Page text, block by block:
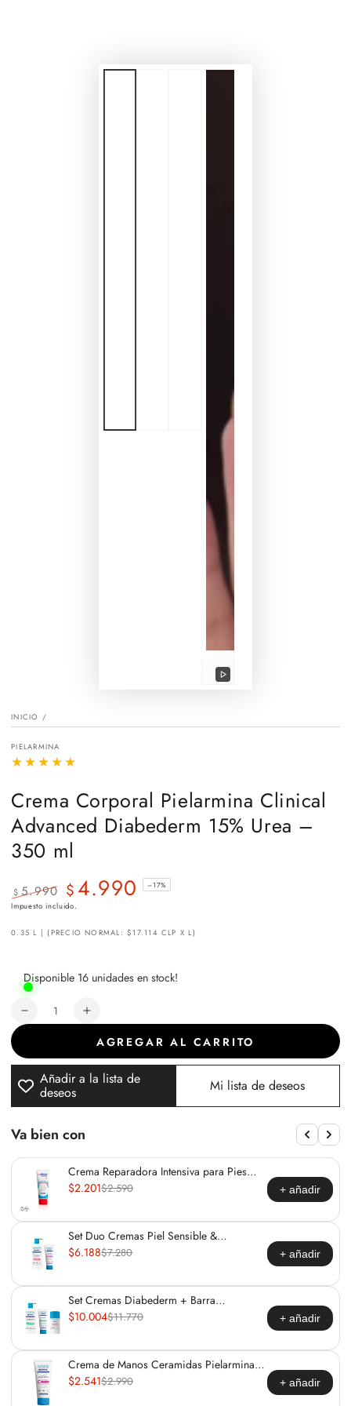
Reproducir
INICIO /
PIELARMINA
Crema Corporal Pielarmina Clinical
Advanced Diabederm 15% Urea –
350 ml
Precio
$ 5.990
Precio
venta
$4.990 –17%
Impuesto incluido.
0.35 L | (PRECIO NORMAL: $17.114 CLP X L)
Disponible 16 unidades en stock!
Cantidad
Reducir
Crema
Corporal
Pielarmina
Clinical
Advanced
Diabederm
15%
Urea
350
ml
Aumentar
para
Crema
Corporal
Clinical
15%
Urea
–
ml
AGREGAR AL CARRITO
Añadir a la lista de
deseos Mi lista de deseos
Va bien con
Crema Reparadora Intensiva para Pies
Pielarmina Clinica
$2.201$2.590 + añadir
Set Duo Cremas Piel Sensible &
Ceramidas
$6.188$7.280 + añadir
Set Cremas Diabederm + Barra
Multiacción
$10.004$11.770 + añadir
Crema de Manos Ceramidas Pielarmina
Clinical
$2.541$2.990 + añadir